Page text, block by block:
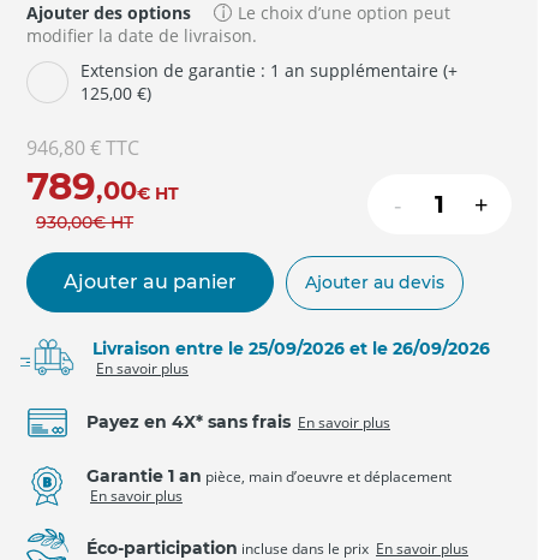
Ajouter des options
Le choix d’une option peut
modifier la date de livraison.
Extension de garantie : 1 an supplémentaire (+
125,00 €)
946,80 €TTC
789,00€ HT
930,00€ HT
- +
Ajouter au panier Ajouter au devis
Livraison entre le 25/09/2026 et le 26/09/2026
En savoir plus
Payez en 4X* sans frais En savoir plus
Garantie 1 an pièce, main d’oeuvre et déplacement
En savoir plus
Éco-participation incluse dans le prix En savoir plus